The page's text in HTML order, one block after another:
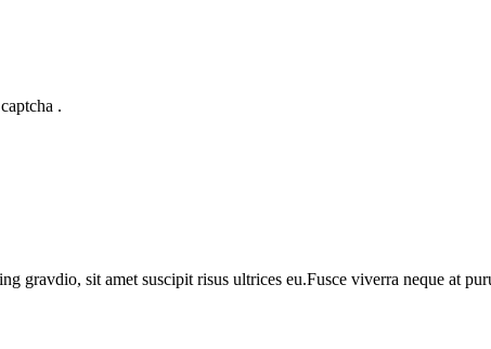
.
gravdio, sit amet suscipit risus ultrices eu.Fusce viverra neque at